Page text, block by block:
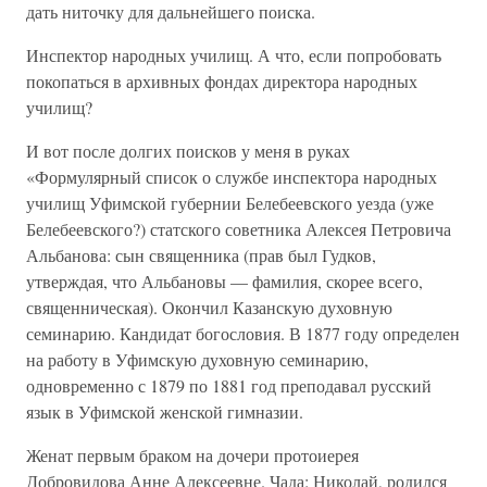
дать ниточку для дальнейшего поиска.
Инспектор народных училищ. А что, если попробовать
покопаться в архивных фондах директора народных
училищ?
И вот после долгих поисков у меня в руках
«Формулярный список о службе инспектора народных
училищ Уфимской губернии Белебеевского уезда (уже
Белебеевского?) статского советника Алексея Петровича
Альбанова: сын священника (прав был Гудков,
утверждая, что Альбановы — фамилия, скорее всего,
священническая). Окончил Казанскую духовную
семинарию. Кандидат богословия. В 1877 году определен
на работу в Уфимскую духовную семинарию,
одновременно с 1879 по 1881 год преподавал русский
язык в Уфимской женской гимназии.
Женат первым браком на дочери протоиерея
Добровидова Анне Алексеевне. Чада: Николай, родился